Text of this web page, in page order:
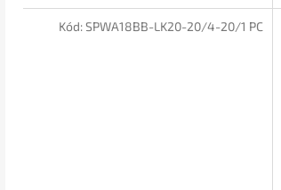
Kód:SPWA18BB-LK20-20/4-20/1 PC